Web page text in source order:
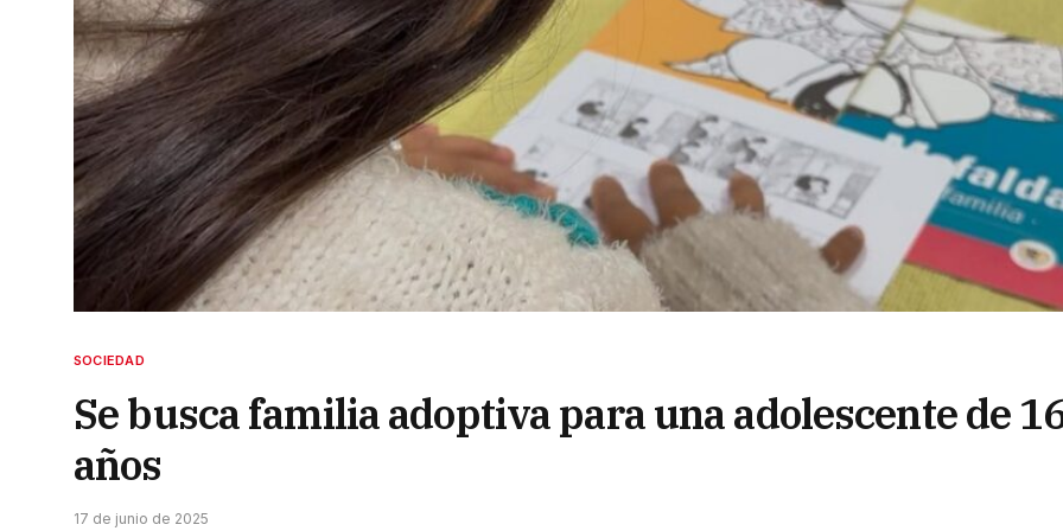
SOCIEDAD
Se busca familia adoptiva para una adolescente de
años
17 de junio de 2025